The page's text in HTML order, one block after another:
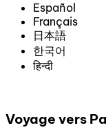
Español
Français
日本語
한국어
हिन्दी
Voyage vers